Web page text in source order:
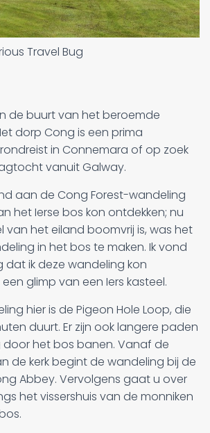
Travel Bug
de buurt van het beroemde
dorp Cong is een prima
in Connemara of op zoek
vanuit Galway.
aan de Cong Forest-wandeling
het Ierse bos kon ontdekken; nu
het eiland boomvrij is, was het
in het bos te maken. Ik vond
dat ik deze wandeling kon
glimp van een Iers kasteel.
hier is de Pigeon Hole Loop, die
duurt. Er zijn ook langere paden
door het bos banen. Vanaf de
de kerk begint de wandeling bij de
Abbey. Vervolgens gaat u over
het vissershuis van de monniken